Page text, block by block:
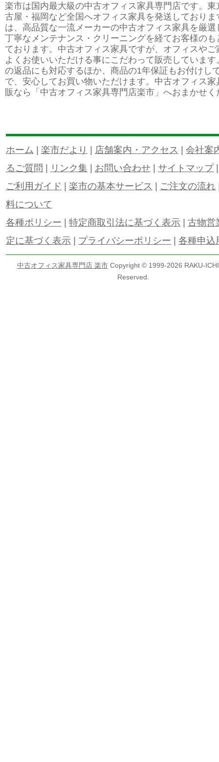
楽市は国内最大級の中古オフィス家具専門店です。東
古屋・福岡など全国へオフィス家具を発送しておりま
は、高品質な一流メーカーの中古オフィス家具を厳選
丁寧なメンテナンス・クリーニングを経てお客様のも
ております。中古オフィス家具ですが、オフィスやご
よくお使いいただける事にこだわって販売していま
の返品にも対応するほか、商品の1年保証もお付けし
で、安心してお買い物いただけます。中古オフィス家
販なら「中古オフィス家具専門店楽市」へおまかせく
ホーム 楽市だより 店舗案内・アクセス
会社案
るご質問
リンク集 お問い合わせ サイトマップ
ご利用ガイド
楽市の基本サービス ご注文の流れ
料について
各種ポリシー
特定商取引法に基づく表示
古物営
定に基づく表示
プライバシーポリシー 各種申込
中古オフィス家具専門店 楽市Copyright © 1999-2026 RAKU-
Reserved.